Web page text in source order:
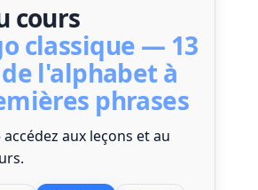
cours
classique — 13
l'alphabet à
phrases
aux leçons et au